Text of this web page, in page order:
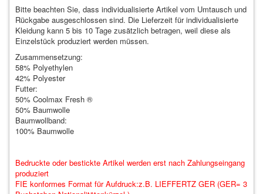
Bitte beachten Sie, dass individualisierte Artikel vom Umtausch und
Rückgabe ausgeschlossen sind. Die Lieferzeit für individualisierte
Kleidung kann 5 bis 10 Tage zusätzlich betragen, weil diese als
Einzelstück produziert werden müssen.
Zusammensetzung:
58% Polyethylen
42% Polyester
Futter:
50% Coolmax Fresh ®
50% Baumwolle
Baumwollband:
100% Baumwolle
Bedruckte oder bestickte Artikel werden erst nach Zahlungseingang
produziert
FIE konformes Format für Aufdruck:z.B. LIEFFERTZ GER (GER= 3